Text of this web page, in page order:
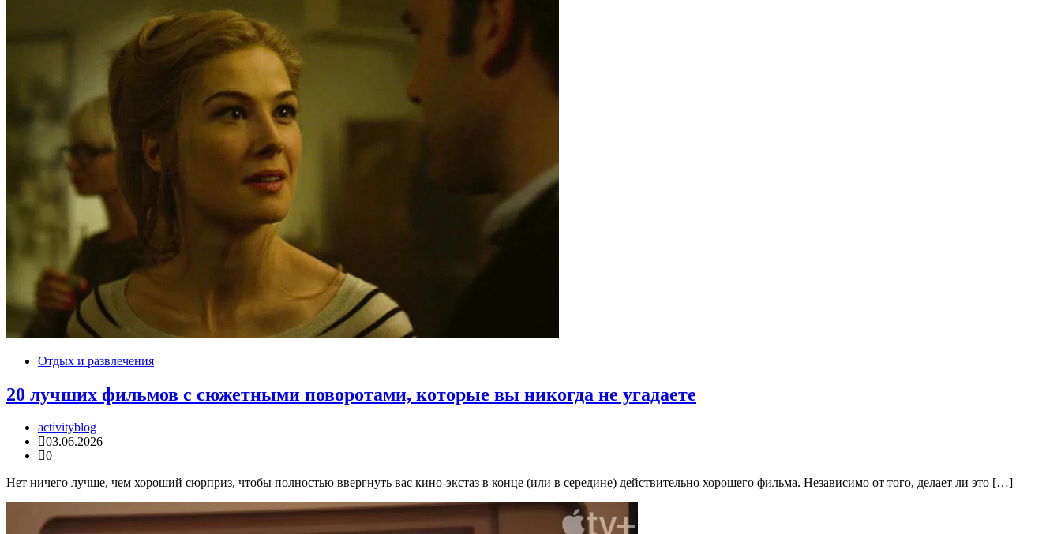
Отдых и развлечения
20 лучших фильмов с сюжетными поворотами, которые вы никогда не угадаете
activityblog
03.06.2026
0
Нет ничего лучше, чем хороший сюрприз, чтобы полностью ввергнуть вас кино-экстаз в конце (или в середине) действительно хорошего фильма. Независимо от того, делает ли это […]